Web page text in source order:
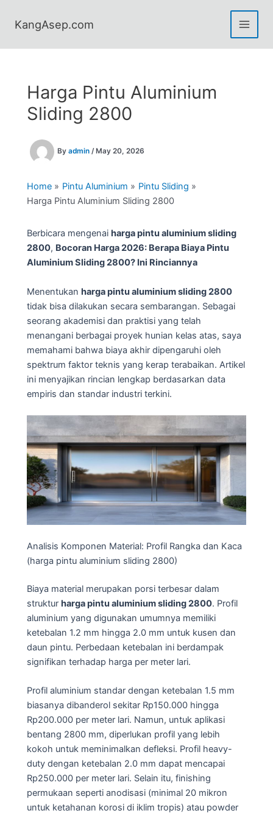
KangAsep.com
Harga Pintu Aluminium
Sliding 2800
By admin / May 20, 2026
Home Pintu Aluminium
Pintu Sliding
Harga Pintu Aluminium Sliding 2800
Berbicara mengenai harga pintu aluminium sliding
2800, Bocoran Harga 2026: Berapa Biaya Pintu
Aluminium Sliding 2800? Ini Rinciannya
Menentukan harga pintu aluminium sliding 2800
tidak bisa dilakukan secara sembarangan. Sebagai
seorang akademisi dan praktisi yang telah
menangani berbagai proyek hunian kelas atas, saya
memahami bahwa biaya akhir dipengaruhi oleh
spektrum faktor teknis yang kerap terabaikan. Artikel
ini menyajikan rincian lengkap berdasarkan data
empiris dan standar industri terkini.
Analisis Komponen Material: Profil Rangka dan Kaca
(harga pintu aluminium sliding 2800)
Biaya material merupakan porsi terbesar dalam
struktur harga pintu aluminium sliding 2800. Profil
aluminium yang digunakan umumnya memiliki
ketebalan 1.2 mm hingga 2.0 mm untuk kusen dan
daun pintu. Perbedaan ketebalan ini berdampak
signifikan terhadap harga per meter lari.
Profil aluminium standar dengan ketebalan 1.5 mm
biasanya dibanderol sekitar Rp150.000 hingga
Rp200.000 per meter lari. Namun, untuk aplikasi
bentang 2800 mm, diperlukan profil yang lebih
kokoh untuk meminimalkan defleksi. Profil heavy-
duty dengan ketebalan 2.0 mm dapat mencapai
Rp250.000 per meter lari. Selain itu, finishing
permukaan seperti anodisasi (minimal 20 mikron
untuk ketahanan korosi di iklim tropis) atau powder